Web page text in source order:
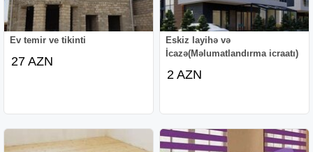
Ev temir ve tikinti
27 AZN
Eskiz layihə və
İcazə(Məlumatlandırma icraatı)
2 AZN